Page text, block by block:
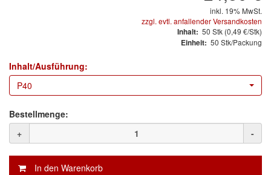
3M
(1)
E-D
inkl. 19% MwSt.
zzgl. evtl. anfallender Versandkosten
Inhalt: 50 Stk (0,49 €/Stk)
Einheit: 50 Stk/Packung
Inhalt/Ausführung:
P40
Bestellmenge:
+
-